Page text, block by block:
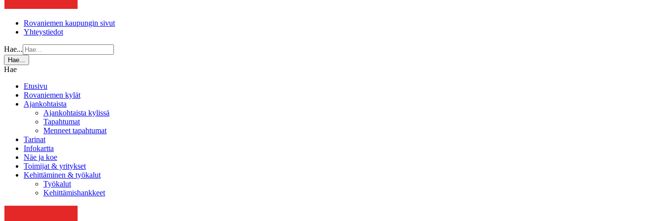
Rovaniemen kaupungin sivut
Yhteystiedot
Hae...
Hae...
Hae
Etusivu
Rovaniemen kylät
Ajankohtaista
Ajankohtaista kylissä
Tapahtumat
Menneet tapahtumat
Tarinat
Infokartta
Näe ja koe
Toimijat & yritykset
Kehittäminen & työkalut
Työkalut
Kehittämishankkeet